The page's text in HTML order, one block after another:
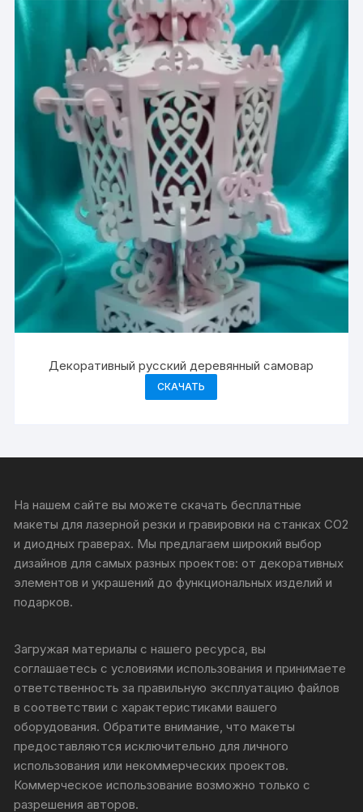
Декоративный русский деревянный самовар
СКАЧАТЬ
На нашем сайте вы можете скачать бесплатные
макеты для лазерной резки и гравировки на станках CO2
и диодных граверах. Мы предлагаем широкий выбор
дизайнов для самых разных проектов: от декоративных
элементов и украшений до функциональных изделий и
подарков.
Загружая материалы с нашего ресурса, вы
соглашаетесь с условиями использования и принимаете
ответственность за правильную эксплуатацию файлов
в соответствии с характеристиками вашего
оборудования. Обратите внимание, что макеты
предоставляются исключительно для личного
использования или некоммерческих проектов.
Коммерческое использование возможно только с
разрешения авторов.